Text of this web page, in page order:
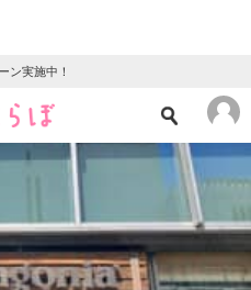
ン実施中！
クイズ
地域